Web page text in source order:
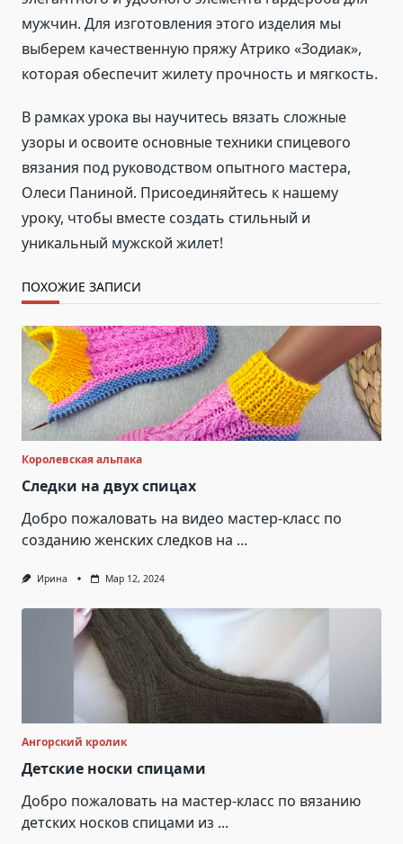
мужчин. Для изготовления этого изделия мы
выберем качественную пряжу Атрико «Зодиак»,
которая обеспечит жилету прочность и мягкость.
В рамках урока вы научитесь вязать сложные
узоры и освоите основные техники спицевого
вязания под руководством опытного мастера,
Олеси Паниной. Присоединяйтесь к нашему
уроку, чтобы вместе создать стильный и
уникальный мужской жилет!
ПОХОЖИЕ ЗАПИСИ
Королевская альпака
Следки на двух спицах
Добро пожаловать на видео мастер-класс по
созданию женских следков на ...
Ирина Мар 12, 2024
Ангорский кролик
Детские носки спицами
Добро пожаловать на мастер-класс по вязанию
детских носков спицами из ...